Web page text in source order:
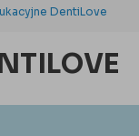
DentiLove